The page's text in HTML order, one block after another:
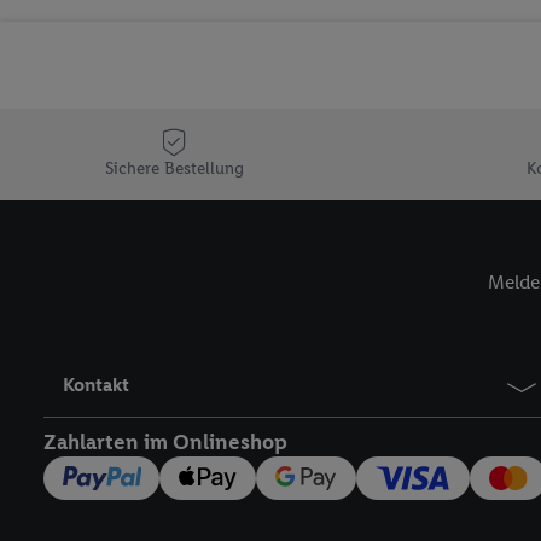
Sichere Bestellung
Kontakt
Zahlarten im Onlineshop
Sofern Sie hier Ihre
Plus-Konto einloggen,
zu erstellen (die
können, um Sie in
Hierzu wird von uns
Zudem erlauben Sie
den Lidl-Diensten
Wenn das der Fall ist,
Kundenkonto-
Insbesondere können
Nutzung der Utiq-
widerrufen - jederzeit
Telekommunikations-